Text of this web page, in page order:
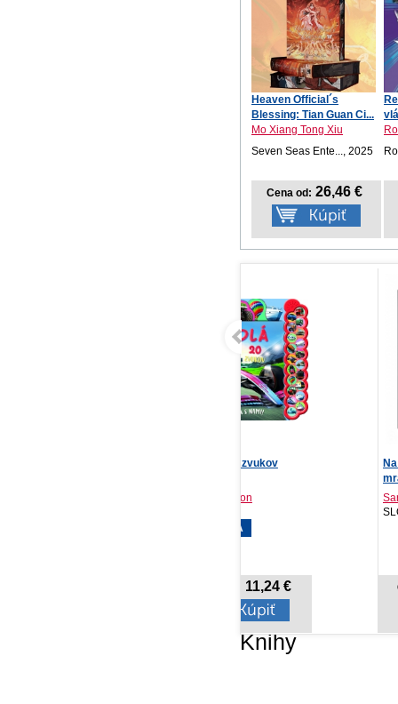
Heaven Official´s
Blessing: Tian Guan Ci...
Mo Xiang Tong Xiu
Seven Seas Ente..., 2025
Cena od: 26,46 €
Na dvore z hviezd a
Sarah J. Maas
Cena od:
Knihy